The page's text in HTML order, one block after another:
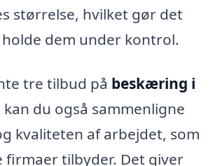
størrelse, hvilket gør det
dem under kontrol.
tre tilbud på beskæring i
kan du også sammenligne
kvaliteten af arbejdet, som
firmaer tilbyder. Det giver